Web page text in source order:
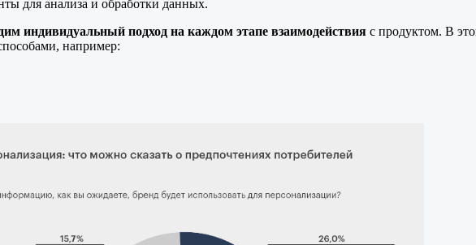
для анализа и обработки данных.
индивидуальный подход на каждом этапе взаимодействия с продуктом. В
например: